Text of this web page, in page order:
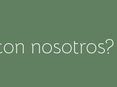
nosotros?